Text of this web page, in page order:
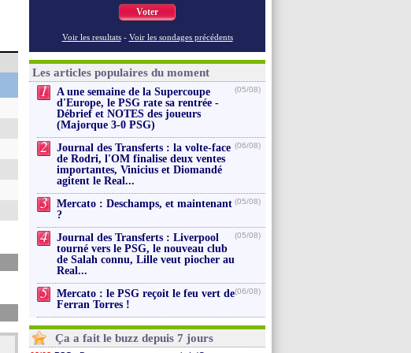
Voter
Voir les resultats - Voir les sondages précédents
Les articles populaires du moment
1
A une semaine de la Supercoupe
d'Europe, le PSG rate sa rentrée -
Débrief et NOTES des joueurs
(Majorque 3-0 PSG)
(05/08)
2
Journal des Transferts : la volte-face
de Rodri, l'OM finalise deux ventes
importantes, Vinicius et Diomandé
agitent le Real...
(06/08)
3
Mercato : Deschamps, et maintenant
?
(05/08)
4
Journal des Transferts : Liverpool
tourné vers le PSG, le nouveau club
de Salah connu, Lille veut piocher au
Real...
(05/08)
5
Mercato : le PSG reçoit le feu vert de
Ferran Torres !
(06/08)
Ça a fait le buzz depuis 7 jours